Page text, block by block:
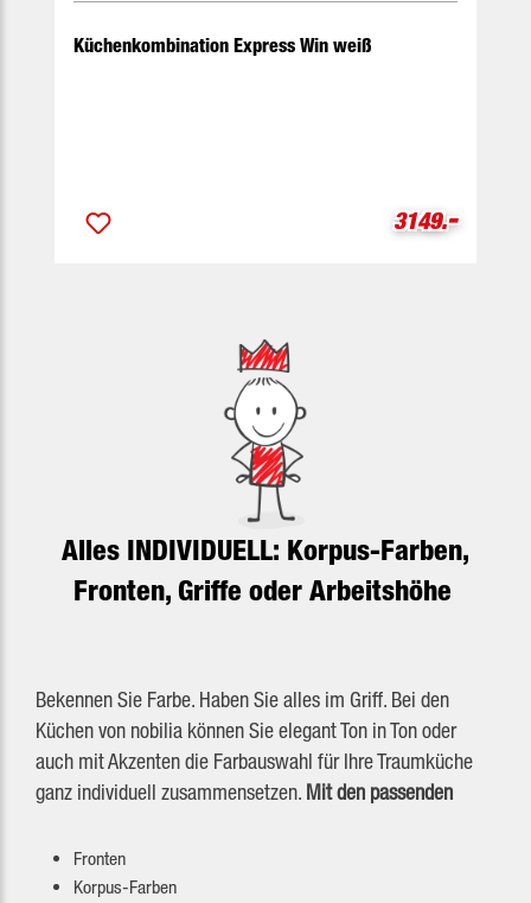
Küchenkombination Express Win weiß
Verkaufspreis:
3149.-
Alles INDIVIDUELL: Korpus-Farben,
Fronten, Griffe oder Arbeitshöhe
Bekennen Sie Farbe. Haben Sie alles im Griff. Bei den
Küchen von nobilia können Sie elegant Ton in Ton oder
auch mit Akzenten die Farbauswahl für Ihre Traumküche
ganz individuell zusammensetzen. Mit den passenden
Fronten
Korpus-Farben